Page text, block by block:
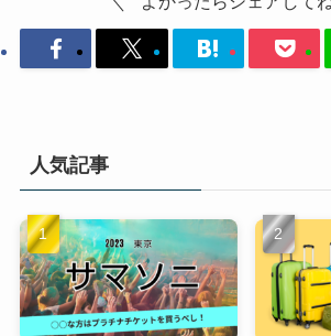
人気記事